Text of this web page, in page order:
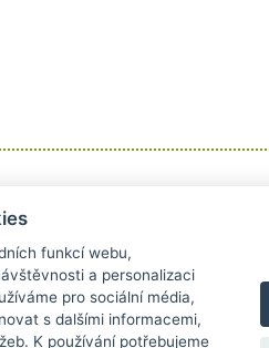
Odstoupení od
Ochrana osobních
funkcí webu,
a personalizaci
pro sociální média,
s dalšími informacemi,
K používání potřebujeme